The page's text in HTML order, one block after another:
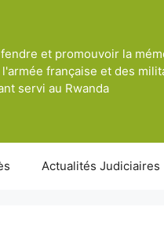
et promouvoir la
française et des
servi au Rwanda
Actualités Judiciaires